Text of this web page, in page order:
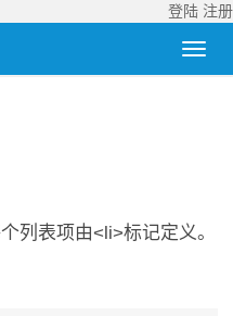
登陆 注册
列表项由<li>标记定义。